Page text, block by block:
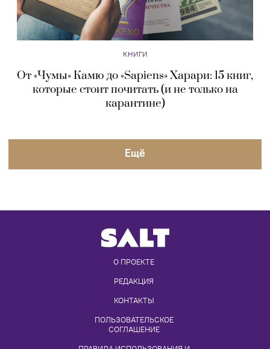
КНИГИ
От «Чумы» Камю до «Sapiens» Харари: 15 книг,
которые стоит почитать (и не только на
карантине)
Eщё
О ПРОЕКТЕ
РЕДАКЦИЯ
КОНТАКТЫ
ПОЛЬЗОВАТЕЛЬСКОЕ
СОГЛАШЕНИЕ